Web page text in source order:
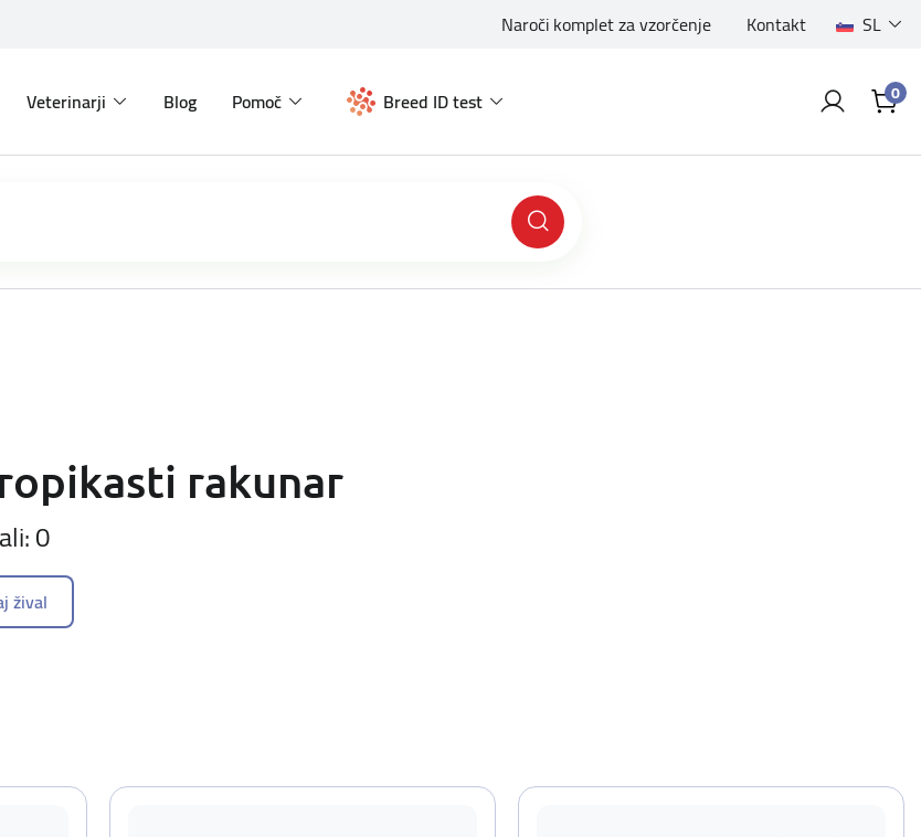
Naroči komplet za vzorčenje Kontakt SL
Veterinarji Blog Pomoč Breed ID test 0
rakunar
0
žival